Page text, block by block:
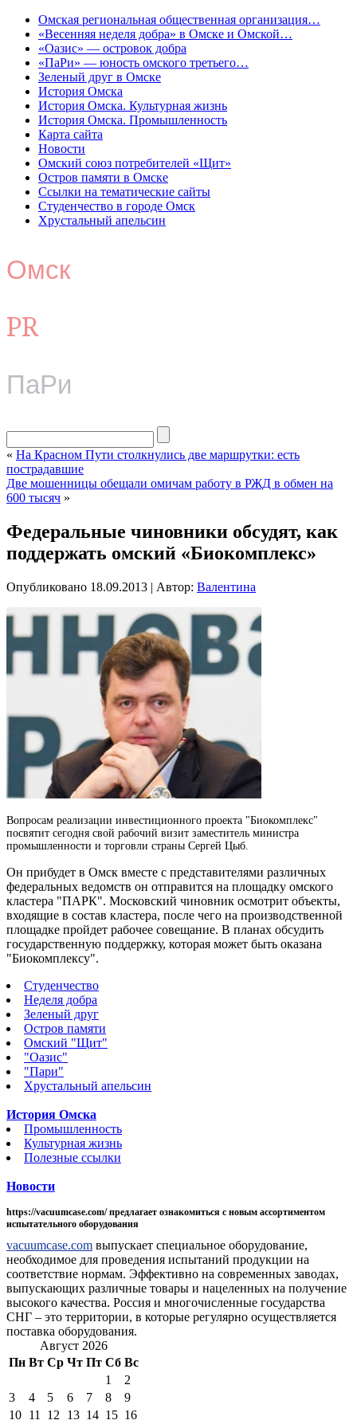
Омская региональная общественная организация…
«Весенняя неделя добра» в Омске и Омской…
«Оазис» — островок добра
«ПаРи» — юность омского третьего…
Зеленый друг в Омске
История Омска
История Омска. Культурная жизнь
История Омска. Промышленность
Карта сайта
Новости
Омский союз потребителей «Щит»
Остров памяти в Омске
Ссылки на тематические сайты
Студенчество в городе Омск
Хрустальный апельсин
Омск
PR
ПаРи
« На Красном Пути столкнулись две маршрутки: есть
пострадавшие
Две мошенницы обещали омичам работу в РЖД в обмен на
600 тысяч »
Федеральные чиновники обсудят, как
поддержать омский «Биокомплекс»
Опубликовано 18.09.2013 | Автор: Валентина
Вопросам реализации инвестиционного проекта "Биокомплекс"
посвятит сегодня свой рабочий визит заместитель министра
промышленности и торговли страны Сергей Цыб.
Он прибудет в Омск вместе с представителями различных
федеральных ведомств он отправится на площадку омского
кластера "ПАРК". Московский чиновник осмотрит объекты,
входящие в состав кластера, после чего на производственной
площадке пройдет рабочее совещание. В планах обсудить
государственную поддержку, которая может быть оказана
"Биокомплексу".
Студенчество
Неделя добра
Зеленый друг
Остров памяти
Омский "Щит"
"Оазис"
"Пари"
Хрустальный апельсин
История Омска
Промышленность
Культурная жизнь
Полезные ссылки
Новости
https://vacuumcase.com/ предлагает ознакомиться с новым ассортиментом
испытательного оборудования
vacuumcase.com выпускает специальное оборудование,
необходимое для проведения испытаний продукции на
соответствие нормам. Эффективно на современных заводах,
выпускающих различные товары и нацеленных на получение
высокого качества. Россия и многочисленные государства
СНГ – это территории, в которые регулярно осуществляется
поставка оборудования.
Август 2026
Пн Вт Ср Чт Пт Сб Вс
1
2
3
4 5 6 7 8
9
10 11 12 13 14 15 16